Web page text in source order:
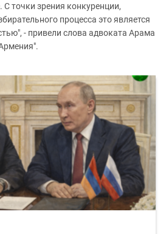
С точки зрения конкуренции,
процесса это является
- привели слова адвоката Арама